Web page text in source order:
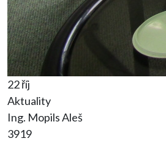
22 říj
Aktuality
Ing. Mopils Aleš
3919